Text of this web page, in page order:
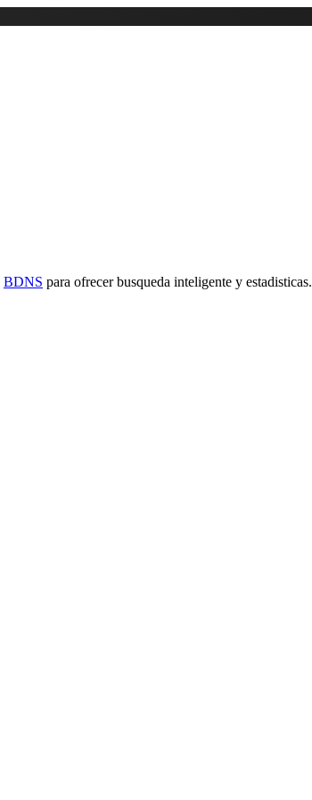
BDNS para ofrecer busqueda inteligente y estadisticas.